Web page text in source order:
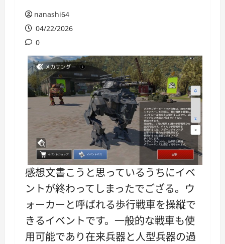
nanashi64
04/22/2026
0
感想文書こうと思っているうちにイベ
ントが終わってしまったでござる。ウ
ォーカーと呼ばれる歩行戦車を操縦で
きるイベントです。一般的な戦車も使
用可能であり在来兵器と人型兵器の過